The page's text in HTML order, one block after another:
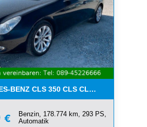
BENZ CLS 350 CLS CLS 350
€
Benzin, 178.774 km, 293 PS,
Automatik